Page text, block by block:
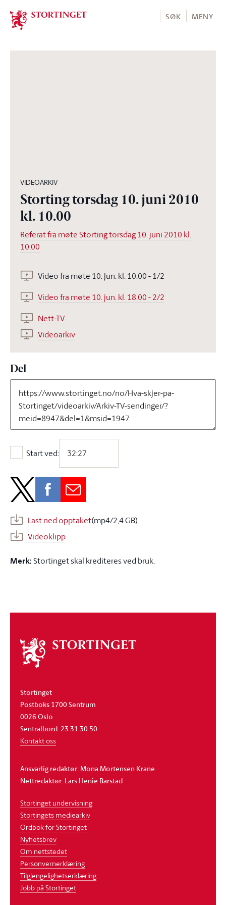
Stortinget.no
SØK MENY
VIDEOARKIV
Storting torsdag 10. juni 2010
kl. 10.00
Referat fra møte Storting torsdag 10. juni 2010 kl.
10.00
Video fra møte 10. jun. kl. 10.00 - 1/2
Video fra møte 10. jun. kl. 18.00 - 2/2
Nett-TV
Videoarkiv
Del
Start ved:
Start ved:
Last ned opptaket(mp4/2,4 GB)
Videoklipp
Merk:Stortinget skal krediteres ved bruk.
Om
stortinget
Stortinget
Postboks 1700 Sentrum
0026 Oslo
Sentralbord: 23 31 30 50
Kontakt oss
Ansvarlig redaktør: Mona Mortensen Krane
Nettredaktør: Lars Henie Barstad
Stortinget undervisning
Stortingets mediearkiv
Ordbok for Stortinget
Nyhetsbrev
Om nettstedet
Personvernerklæring
Tilgjengelighetserklæring
Jobb på Stortinget